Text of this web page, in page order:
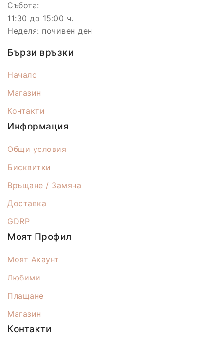
Събота:
11:30 до 15:00 ч.
Неделя: почивен ден
Бързи връзки
Начало
Магазин
Контакти
Информация
Общи условия
Бисквитки
Връщане / Замяна
Доставка
GDRP
Моят Профил
Моят Акаунт
Любими
Плащане
Магазин
Контакти